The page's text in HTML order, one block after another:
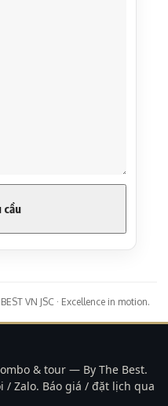
VN JSC · Excellence in motion.
& tour — By The Best.
/ Zalo. Báo giá / đặt lịch qua